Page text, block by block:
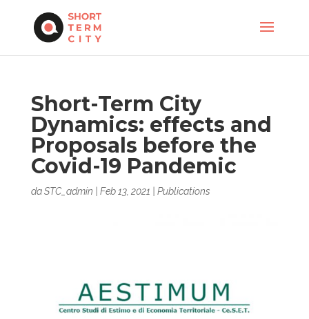
Short-Term City
Dynamics: effects and
Proposals before the
Covid-19 Pandemic
daSTC_admin Feb 13, 2021 Publications